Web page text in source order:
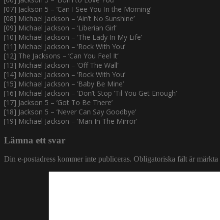
[07] Jackson 5 – ’Can I See You In the Morning’
[08] Michael Jackson – ’Ain’t No Sunshine’
[09] Michael Jackson – ’Liberian Girl’
[10] Michael Jackson – ’The Lady In My Life’
[11] Michael Jackson – ’Rock With You’
[12] The Jacksons – ’Can You Feel It’
[13] Michael Jackson – ’Off The Wall’
[14] Michael Jackson – ’Rock With You’
[15] Michael Jackson – ’Baby Be Mine’
[16] Michael Jackson – ’Don’t Stop ’Til You Get Enough’
[17] Jackson 5 – ’Got To Be There’
[18] Jackson 5 – ’Never Can Say Goodbye’
[19] Michael Jackson – ’Man In The Mirror’
Lämna ett svar
Din e-postadress kommer inte publiceras. Obligatoriska fält är märkta